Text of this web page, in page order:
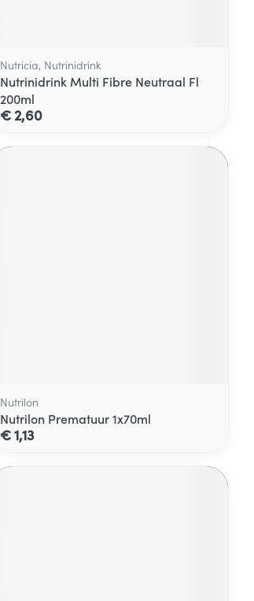
Nutricia, Nutrinidrink
Nutrinidrink Multi Fibre Neutraal Fl
200ml
€ 2,60
Nutrilon
Nutrilon Prematuur 1x70ml
€ 1,13